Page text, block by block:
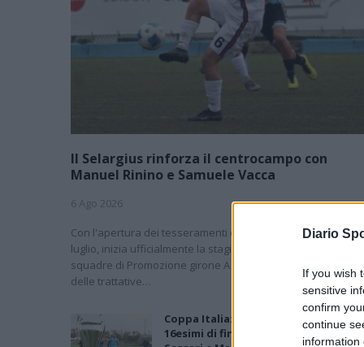
Diario
If you wish
sensitive
confirm
continue
information
Il Selargius rinforza il centrocampo con
Manuel Rinino e Samuele Vacca
6 Ago 2026
Con l'apertura dei tesseramenti dei calciatori a partire dall'1
luglio, inizia ufficialmente la stagione 2026-27 e per le
squadre di Promozione girone A arrivano anche le chiusure
delle trattative…
Coppa Italia: gli accoppiamenti dei
16esimi di finale con i derby a